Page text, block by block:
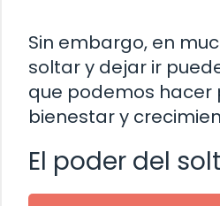
Sin embargo, en
soltar y dejar ir
que podemos hacer
bienestar y
El poder del